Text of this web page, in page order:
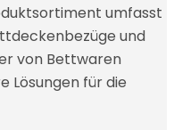
umfasst
und
von Bettwaren
Lösungen für die